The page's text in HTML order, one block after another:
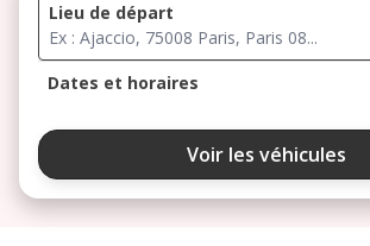
Lieu de départ
Dates et horaires
ma me
Voir les véhicules